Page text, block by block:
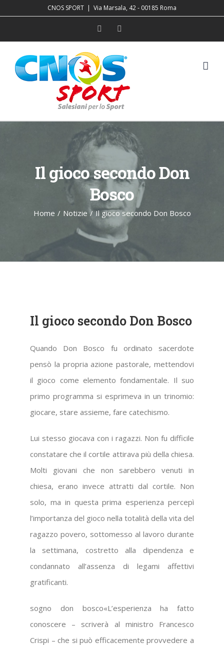
contenuto
CNOS SPORT | Via Marsala, 42 - 00185 Roma
Facebook
Il gioco secondo Don
Bosco
Home / Notizie / Il gioco secondo Don Bosco
Il gioco secondo Don Bosco
Quando Don Bosco fu ordinato sacerdote
pensò la propria azione pastorale, mettendovi
il gioco come elemento fondamentale. Il suo
primo programma si esprimeva in un trinomio:
giocare, stare assieme, fare catechismo.
Lui stesso giocava con i ragazzi. Non fu difficile
constatare che il cortile attirava più della chiesa.
Molti giovani che non sarebbero venuti in
chiesa, erano invece attratti dal cortile. Non
solo, ma in questa prima esperienza percepì
l’importanza del gioco nella totalità della vita del
ragazzo povero, sottomesso al lavoro durante
la settimana, costretto alla dipendenza e
condannato all’assenza di legami affettivi
gratificanti.
sogno don bosco«L’esperienza ha fatto
conoscere – scriverà al ministro Francesco
Crispi – che si può efficacemente provvedere a